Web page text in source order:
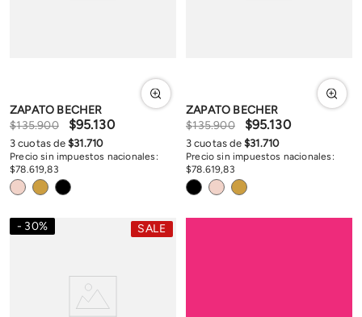
ZAPATO BECHER
$135.900 $95.130
Precio sin impuestos nacionales:
$78.619,83
3 cuotas de$31.710
ZAPATO BECHER
$135.900 $95.130
Precio sin impuestos nacionales:
$78.619,83
3 cuotas de$31.710
30% SALE